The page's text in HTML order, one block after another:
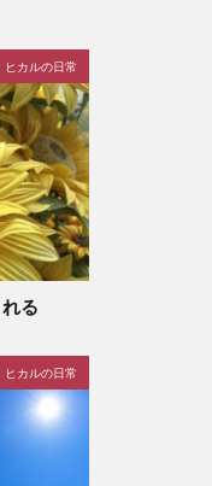
ヒカルの日常
る
ヒカルの日常